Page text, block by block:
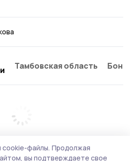
Тамбовская область
cookie-файлы. Продолжая
вы подтверждаете свое